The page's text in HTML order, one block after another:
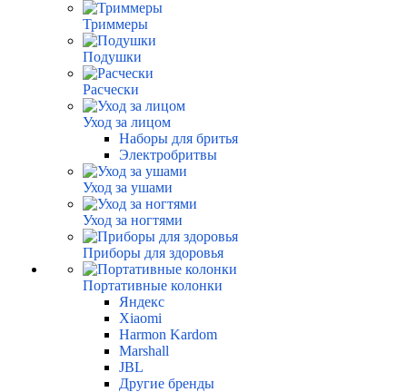
Триммеры
Подушки
Расчески
Уход за лицом
Наборы для бритья
Электробритвы
Уход за ушами
Уход за ногтями
Приборы для здоровья
Портативные колонки
Яндекс
Xiaomi
Harmon Kardom
Marshall
JBL
Другие бренды